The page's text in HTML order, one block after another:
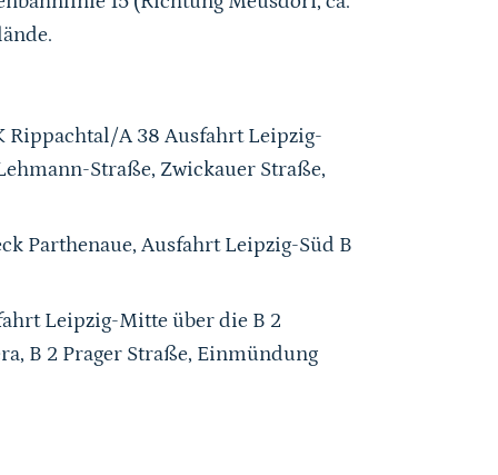
Rippachtal/A 38 Ausfahrt Leipzig-
Straße, Zwickauer Straße,
Parthenaue, Ausfahrt Leipzig-Süd B
Leipzig-Mitte über die B 2
B 2 Prager Straße, Einmündung